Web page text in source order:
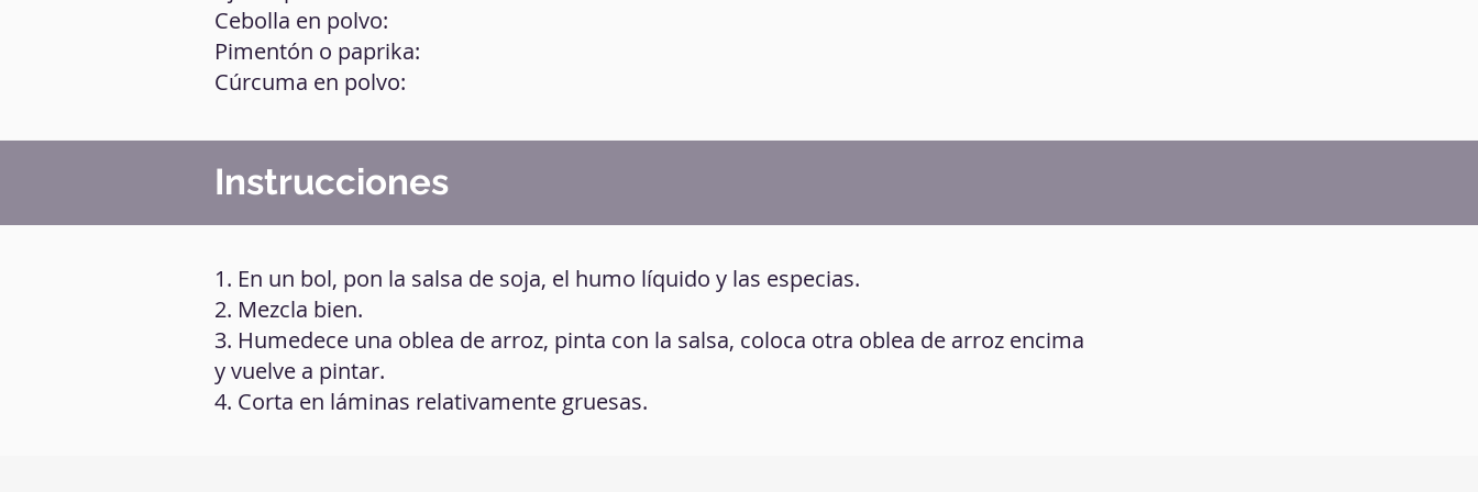
Cebolla en polvo:
Pimentón o paprika:
Cúrcuma en polvo:
Instrucciones
1. En un bol, pon la salsa de soja, el humo líquido y las especias.
2. Mezcla bien.
3. Humedece una oblea de arroz, pinta con la salsa, coloca otra oblea de arroz encima
y vuelve a pintar.
4. Corta en láminas relativamente gruesas.